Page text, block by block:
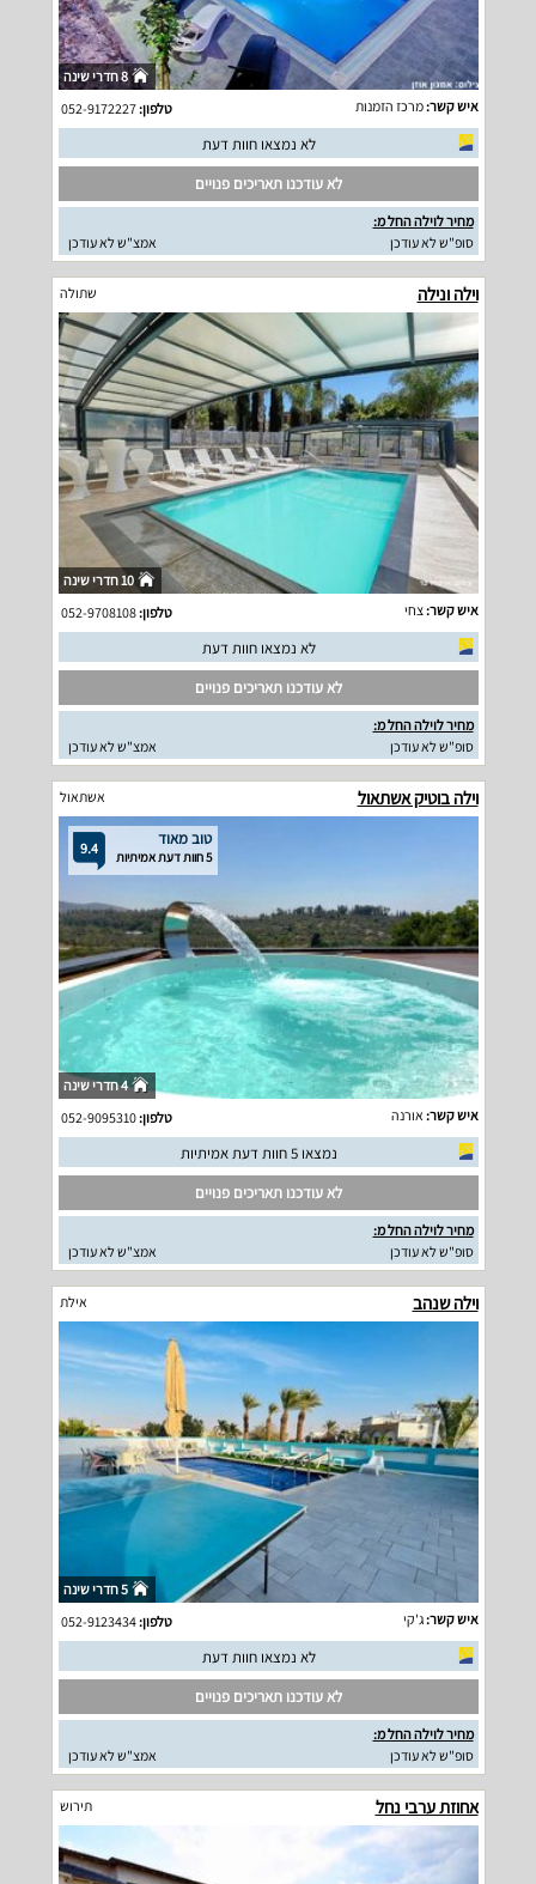
8 חדרי שינה
איש קשר:מרכז הזמנות טלפון:052-9172227
לא נמצאו חוות דעת
לא עודכנו תאריכים פנויים
מחיר לוילה החל מ:
סופ"ש לא עודכן
אמצ"ש לא עודכן
וילה ונילה שתולה
10 חדרי שינה
איש קשר:צחי טלפון:052-9708108
לא נמצאו חוות דעת
לא עודכנו תאריכים פנויים
מחיר לוילה החל מ:
סופ"ש לא עודכן
אמצ"ש לא עודכן
וילה בוטיק אשתאול אשתאול
9.4 טוב מאוד
5 חוות דעת אמיתיות
4 חדרי שינה
איש קשר: אורנה טלפון:052-9095310
נמצאו 5 חוות דעת אמיתיות
לא עודכנו תאריכים פנויים
מחיר לוילה החל מ:
סופ"ש לא עודכן
אמצ"ש לא עודכן
וילה שנהב אילת
5 חדרי שינה
איש קשר:ג'קי טלפון:052-9123434
לא נמצאו חוות דעת
לא עודכנו תאריכים פנויים
מחיר לוילה החל מ:
סופ"ש לא עודכן
אמצ"ש לא עודכן
אחוזת ערבי נחל תירוש